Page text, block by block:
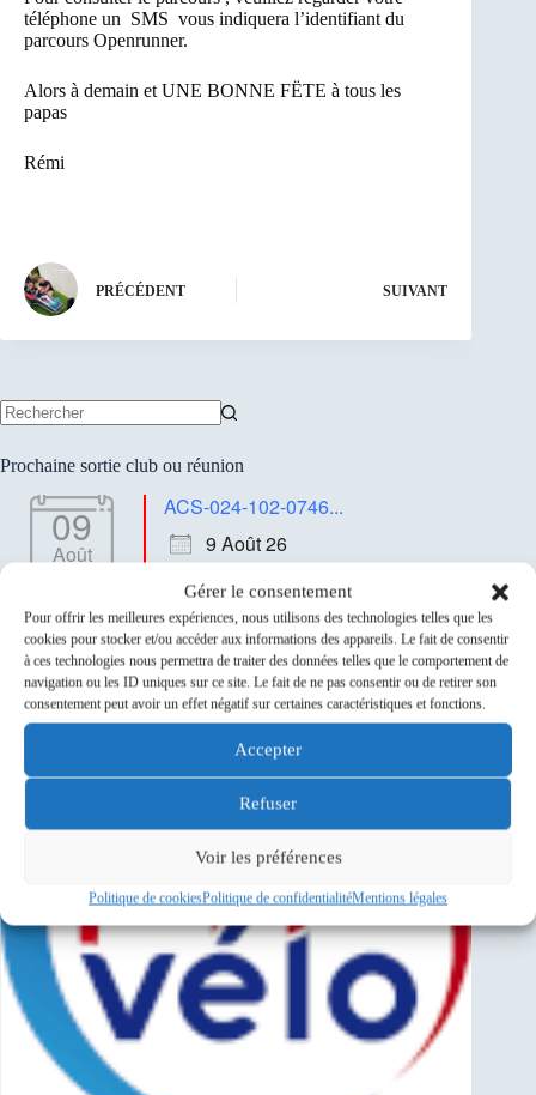
Gérer le consentement
Pour offrir les meilleures expériences, nous utilisons des technologies telles que les
cookies pour stocker et/ou accéder aux informations des appareils. Le fait de consentir
à ces technologies nous permettra de traiter des données telles que le comportement de
navigation ou les ID uniques sur ce site. Le fait de ne pas consentir ou de retirer son
consentement peut avoir un effet négatif sur certaines caractéristiques et fonctions.
Accepter
Refuser
Voir les préférences
Politique de cookiesPolitique de confidentialitéMentions légales
téléphone un SMS vous indiquera l’identifiant du
parcours Openrunner.
Alors à demain et UNE BONNE FËTE à tous les
papas
Rémi
PRÉCÉDENT SUIVANT
résultat
Prochaine sortie club ou réunion
09
Août
ACS-024-102-0746...
9 Août 26
Sponsors